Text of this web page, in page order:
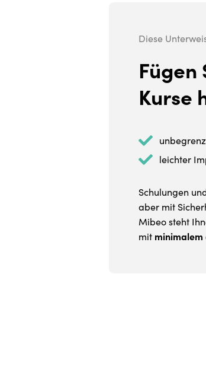
Diese
Kurse
leichter
Schulungen
aber mit
Mibeo steht
mit minimalem